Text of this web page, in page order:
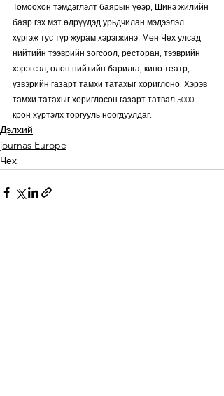
Томоохон тэмдэглэлт баярын үеэр, Шинэ жилийн
баяр гэх мэт өдрүүдэд урьдчилан мэдээлэл
хүргэж тус түр журам хэрэгжинэ. Мөн Чех улсад
нийтийн тээврийн зогсоол, ресторан, тээврийн
хэрэгсэл, олон нийтийн барилга, кино театр,
үзвэрийн газарт тамхи татахыг хориглоно. Хэрэв
тамхи татахыг хориглосон газарт татвал 5000
крон хүртэлх торгууль ноогдуулдаг.
Дэлхий
journas Europe
Чех